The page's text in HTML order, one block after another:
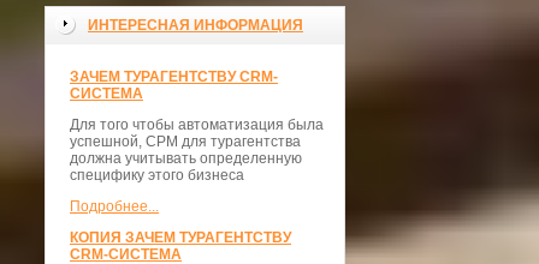
ИНТЕРЕСНАЯ ИНФОРМАЦИЯ
ЗАЧЕМ ТУРАГЕНТСТВУ CRM-
СИСТЕМА
Для того чтобы автоматизация была
успешной, СРМ для турагентства
должна учитывать определенную
специфику этого бизнеса
Подробнее...
КОПИЯ ЗАЧЕМ ТУРАГЕНТСТВУ
CRM-СИСТЕМА